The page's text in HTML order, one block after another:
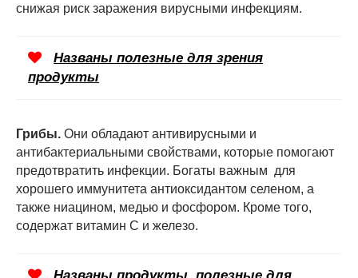
снижая риск заражения вирусными инфекциям.
Названы полезные для зрения
продукты
Грибы. Они обладают антивирусными и
антибактериальными свойствами, которые помогают
предотвратить инфекции. Богаты важным для
хорошего иммунитета антиоксидантом селеном, а
также ниацином, медью и фосфором. Кроме того,
содержат витамин С и железо.